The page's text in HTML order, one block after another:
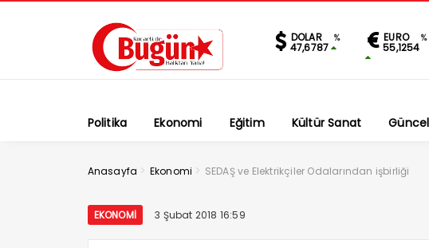
DOLAR %
47,6787
EURO %
55,1254
Politika Ekonomi Eğitim Kültür Sanat Güncel
Anasayfa > Ekonomi > SEDAŞ ve Elektrikçiler Odalarından işbirliği
EKONOMI 3 Şubat 2018 16:59